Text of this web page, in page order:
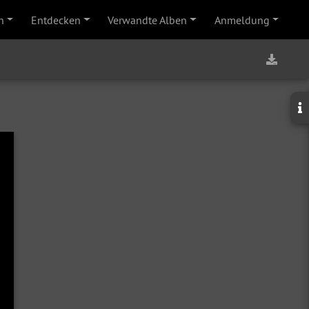
Entdecken Verwandte Alben Anmeldung